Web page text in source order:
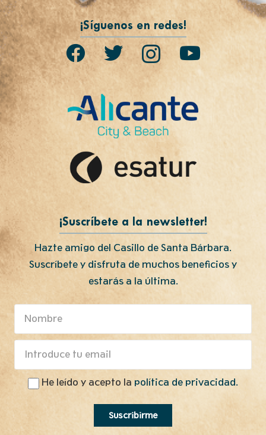
¡Síguenos en redes!
¡Suscríbete a la newsletter!
Hazte amigo del Casillo de Santa Bárbara.
Suscríbete y disfruta de muchos beneficios y
estarás a la última.
He leído y acepto la política de privacidad.